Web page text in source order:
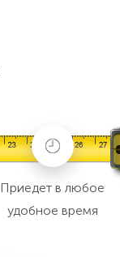
Приедет в любое
удобное время